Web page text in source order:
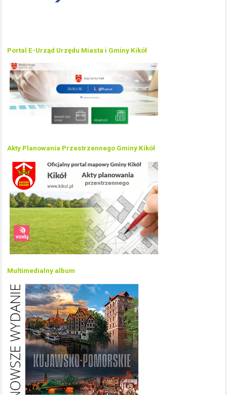
Portal E-Urząd Urzędu Miasta i Gminy Kikół
Akty Planowania Przestrzennego Gminy Kikół
Multimedialny album